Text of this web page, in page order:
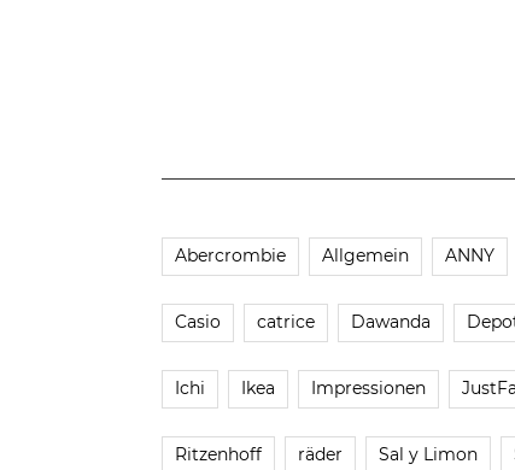
Abercrombie Allgemein ANNY
Casio catrice Dawanda
Ichi Ikea Impressionen
Ritzenhoff räder Sal y Limon